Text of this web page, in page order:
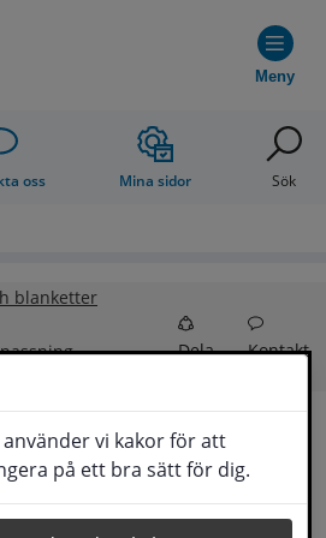
använder vi kakor för att
på ett bra sätt för dig.
Meny
oss Mina sidor Sök
blanketter
Dela Kontakt
Lyssna